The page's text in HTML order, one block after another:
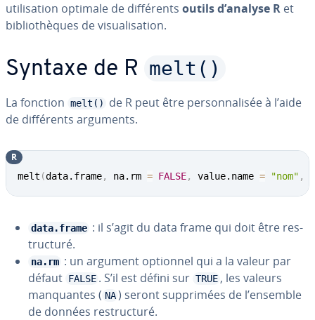
uti­li­sa­tion optimale de dif­fé­rents outils d’analyse R et
bi­blio­thèques de vi­sua­li­sa­tion.
Syntaxe de R melt()
La fonction melt()
de R peut être per­son­na­li­sée à l’aide
de dif­fé­rents arguments.
melt (data.frame, na.rm = FALSE, value.name = "nom" ,
R
data.frame : il s’agit du data frame qui doit être res­
truc­turé.
na.rm : un argument optionnel qui a la valeur par
défaut FALSE . S’il est défini sur TRUE , les valeurs
man­quantes ( NA ) seront sup­pri­mées de l’ensemble
de données res­truc­turé.